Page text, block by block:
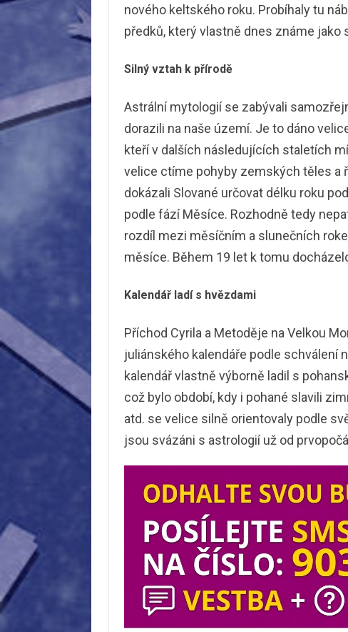
nového keltského roku. Probíhaly tu
předků, který vlastně dnes známe jako
Silný vztah k přírodě
Astrální mytologií se zabývali
dorazili na naše území. Je to dáno
kteří v dalších následujících staletích
velice ctíme pohyby zemských těles a
dokázali Slované určovat délku roku
podle fází Měsíce. Rozhodně tedy
rozdíl mezi měsíčním a slunečních
měsíce. Během 19 let k tomu
Kalendář ladí s hvězdami
Příchod Cyrila a Metoděje na Velkou
juliánského kalendáře podle schválení
kalendář vlastně výborně ladil s
což bylo období, kdy i pohané slavili
atd. se velice silně orientovaly podle
jsou svázáni s astrologií už od